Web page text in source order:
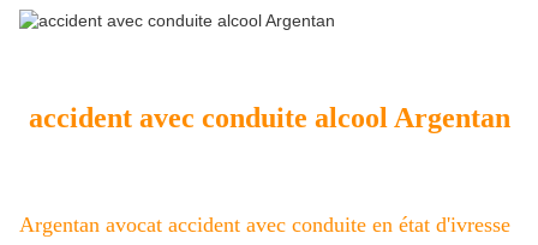
accident avec conduite alcool Argentan
Argentan avocat accident avec conduite en état d'ivresse